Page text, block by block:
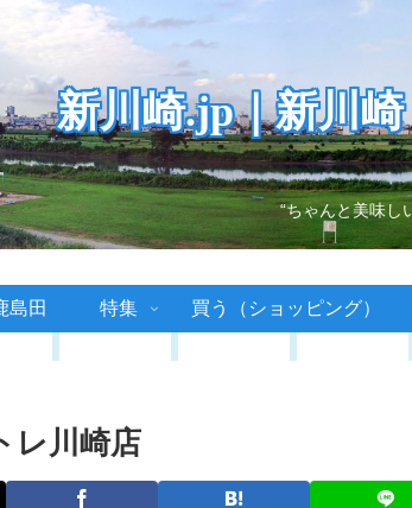
新川崎.jp｜新川
“ちゃんと美味し
島田 特集 買う（ショッピング）
レ川崎店